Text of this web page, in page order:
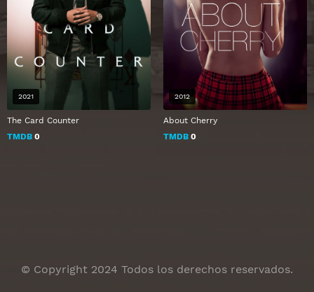
The Card Counter
TMDB 0
2021
About Cherry
TMDB 0
2012
© Copyright 2024 Todos los derechos reservados.